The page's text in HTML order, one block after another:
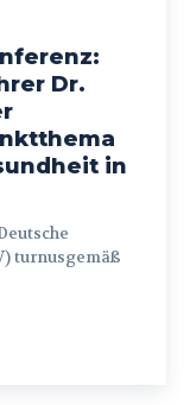
Dr.
in
turnusgemäß